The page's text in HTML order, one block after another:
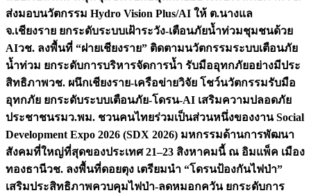
ส่งมอบนวัตกรรม Hydro Vision Plus/AI ให้ ต.นางแล
จ.เชียงราย ยกระดับระบบเฝ้าระวัง-เตือนภัยน้ำท่วมชุมชนด้วย
AIวช. ลงพื้นที่ “ฝายเชียงราย” ติดตามนวัตกรรมระบบเตือนภัย
น้ำท่วม ยกระดับการบริหารจัดการน้ำ รับมืออุทกภัยอย่างมีประ
สิทธิภาพวช. ผนึกเชียงราย-เครือข่ายวิจัย โชว์นวัตกรรมรับมือ
อุทกภัย ยกระดับระบบเตือนภัย-โดรน-AI เสริมความปลอดภัย
ประชาชนรมว.พม. ชวนคนไทยร่วมเป็นส่วนหนึ่งของงาน Social
Development Expo 2026 (SDX 2026) มหกรรมด้านการพัฒนา
สังคมที่ใหญ่ที่สุดของประเทศ 21–23 สิงหาคมนี้ ณ อิมแพ็ค เมือง
ทองธานีวช. ลงพื้นที่ดอยตุง เตรียมนำ “โดรนป้องกันไฟป่า”
เสริมประสิทธิภาพควบคุมไฟป่า-ลดหมอกควัน ยกระดับการ